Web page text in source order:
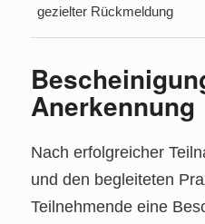
gezielter Rückmeldung
Anerkennung
Nach erfolgreicher
und den begleiteten
Teilnehmende eine